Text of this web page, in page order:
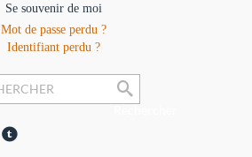
Se souvenir de moi
Mot de passe perdu ?
Identifiant perdu ?